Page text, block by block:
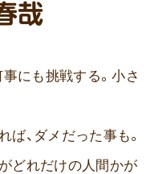
哉
事にも挑戦する。小さ
、ダメだった事も。
どれだけの人間かが